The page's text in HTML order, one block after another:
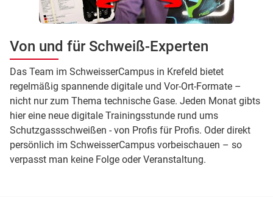
Von und für Schweiß-Experten
Das Team im SchweisserCampus in Krefeld bietet
regelmäßig spannende digitale und Vor-Ort-Formate –
nicht nur zum Thema technische Gase. Jeden Monat gibts
hier eine neue digitale Trainingsstunde rund ums
Schutzgassschweißen - von Profis für Profis. Oder direkt
persönlich im SchweisserCampus vorbeischauen – so
verpasst man keine Folge oder Veranstaltung.